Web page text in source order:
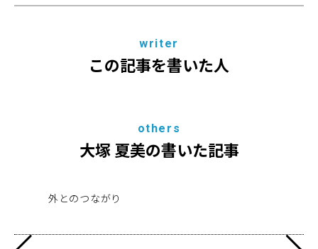
writer
この記事を書いた人
others
大塚 夏美の書いた記事
外とのつながり